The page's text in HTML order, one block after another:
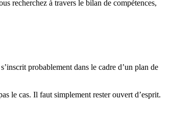
recherchez à travers le bilan de compétences,
probablement dans le cadre d’un plan de
le cas. Il faut simplement rester ouvert d’esprit.